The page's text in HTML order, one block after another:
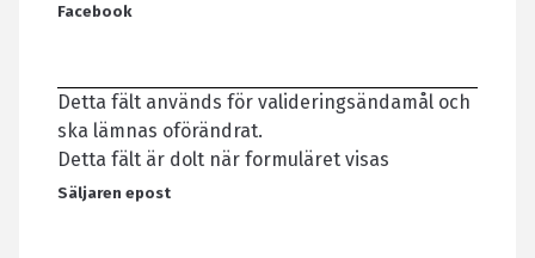
Facebook
Detta fält används för valideringsändamål och
ska lämnas oförändrat.
Detta fält är dolt när formuläret visas
Säljaren epost